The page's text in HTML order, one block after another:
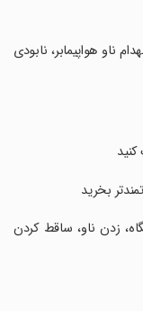
ناو هواپیمابر، نابودی
بخرید
زدن ناو، ساقط کردن